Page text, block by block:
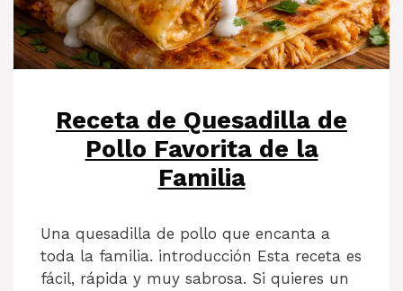
Receta de Quesadilla de
Pollo Favorita de la
Familia
Una quesadilla de pollo que encanta a
toda la familia. introducción Esta receta es
fácil, rápida y muy sabrosa. Si quieres un